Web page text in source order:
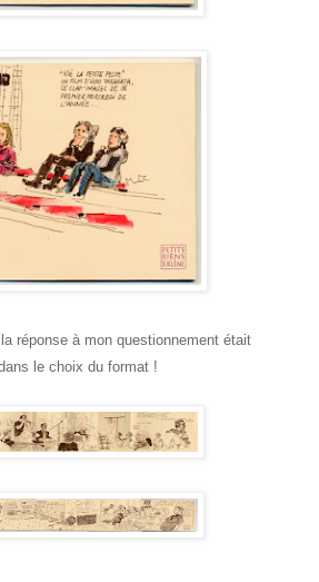
réponse à mon questionnement était
le choix du format !